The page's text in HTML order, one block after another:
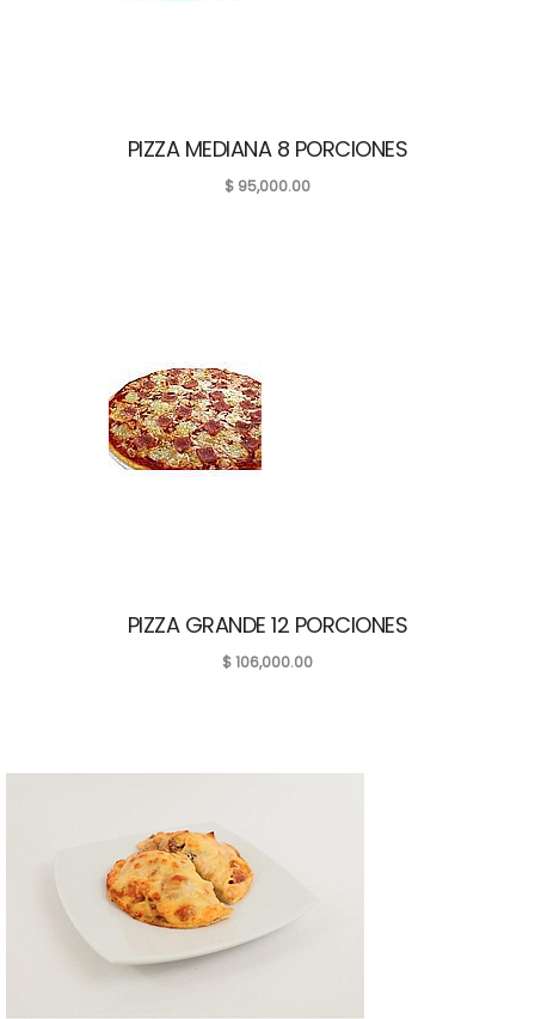
PIZZA MEDIANA 8 PORCIONES
$ 95,000.00
PIZZA GRANDE 12 PORCIONES
$106,000.00